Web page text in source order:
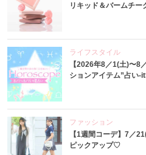
リキッド＆バームチー
ライフスタイル
【2026年8／1(土)〜8
ションアイテム”占い-
ファッション
【1週間コーデ】7／
ピックアップ♡